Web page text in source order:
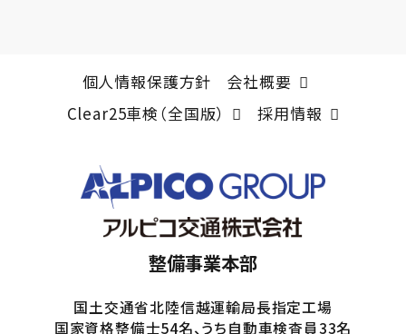
個人情報保護方針
会社概要
Clear25車検（全国版）
採用情報
整備事業本部
国土交通省北陸信越運輸局長指定工場
国家資格整備士54名、うち自動車検査員33名